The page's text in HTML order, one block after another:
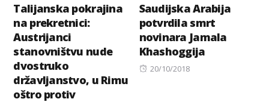
Talijanska pokrajina
na prekretnici:
Austrijanci
stanovništvu nude
dvostruko
državljanstvo, u Rimu
oštro protiv
Saudijska Arabija
potvrdila smrt
novinara Jamala
Khashoggija
Posted
20/10/2018